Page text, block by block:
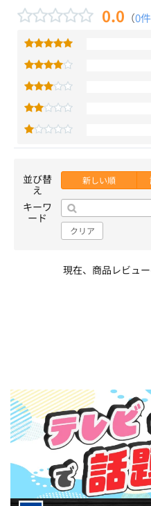
0.0 （0件
並び替
え
新しい順
キーワ
ード
クリア
現在、商品レビュ